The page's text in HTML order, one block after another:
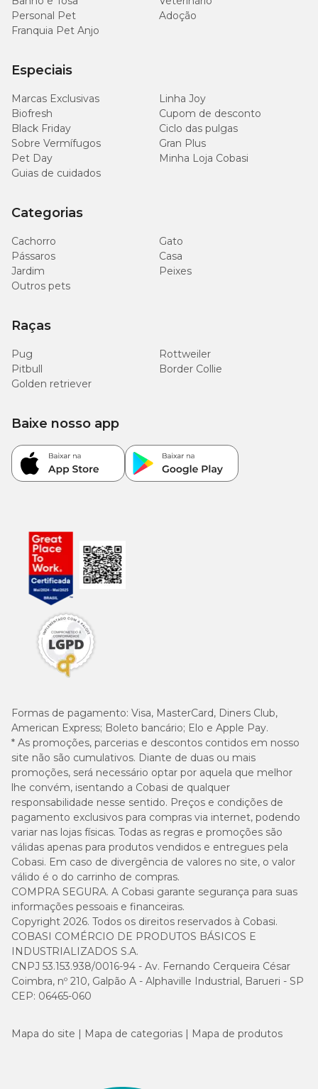
Personal Pet
Adoção
Franquia Pet Anjo
Especiais
Marcas Exclusivas
Linha Joy
Biofresh
Cupom de desconto
Black Friday
Ciclo das pulgas
Sobre Vermífugos
Gran Plus
Pet Day
Minha Loja Cobasi
Guias de cuidados
Categorias
Cachorro
Gato
Pássaros
Casa
Jardim
Peixes
Outros pets
Raças
Pug
Rottweiler
Pitbull
Border Collie
Golden retriever
Formas de pagamento: Visa, MasterCard, Diners Club,
American Express; Boleto bancário; Elo e Apple Pay.
* As promoções, parcerias e descontos contidos em nosso
site não são cumulativos. Diante de duas ou mais
promoções, será necessário optar por aquela que melhor
lhe convém, isentando a Cobasi de qualquer
responsabilidade nesse sentido. Preços e condições de
pagamento exclusivos para compras via internet, podendo
variar nas lojas físicas. Todas as regras e promoções são
válidas apenas para produtos vendidos e entregues pela
Cobasi. Em caso de divergência de valores no site, o valor
válido é o do carrinho de compras.
COMPRA SEGURA. A Cobasi garante segurança para suas
informações pessoais e financeiras.
Copyright 2026. Todos os direitos reservados à Cobasi.
COBASI COMÉRCIO DE PRODUTOS BÁSICOS E
INDUSTRIALIZADOS S.A.
CNPJ 53.153.938/0016-94 - Av. Fernando Cerqueira César
Coimbra, nº 210, Galpão A - Alphaville Industrial, Barueri - SP
CEP: 06465-060
Baixe nosso app
Mapa do site Mapa de categorias Mapa de produtos